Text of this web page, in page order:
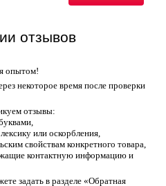
отзывов
опытом!
некоторое время после проверки
отзывы:
или оскорбления,
свойствам конкретного товара,
контактную информацию и
задать в разделе «Обратная